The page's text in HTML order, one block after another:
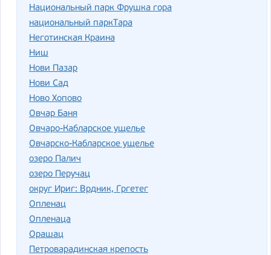
Национальный парк Фрушка гора
национальный паркТара
Неготинская Краина
Ниш
Нови Пазар
Нови Сад
Ново Хопово
Овчар Баня
Овчаро-Кабларское ущелье
Овчарско-Кабларское ущелье
озеро Палич
озеро Перучац
округ Ириг: Врдник, Гргетег
Опленац
Опленаца
Орашац
Петроварадинская крепость